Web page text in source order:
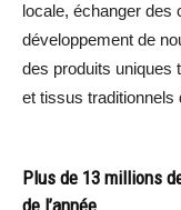
locale, échanger des
développement de
des produits uniques
et tissus traditionnels
Plus de 13 millions